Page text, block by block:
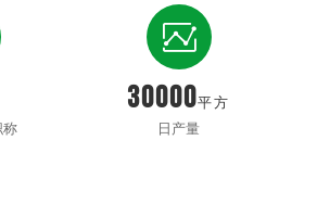
称

30000平方
日产量